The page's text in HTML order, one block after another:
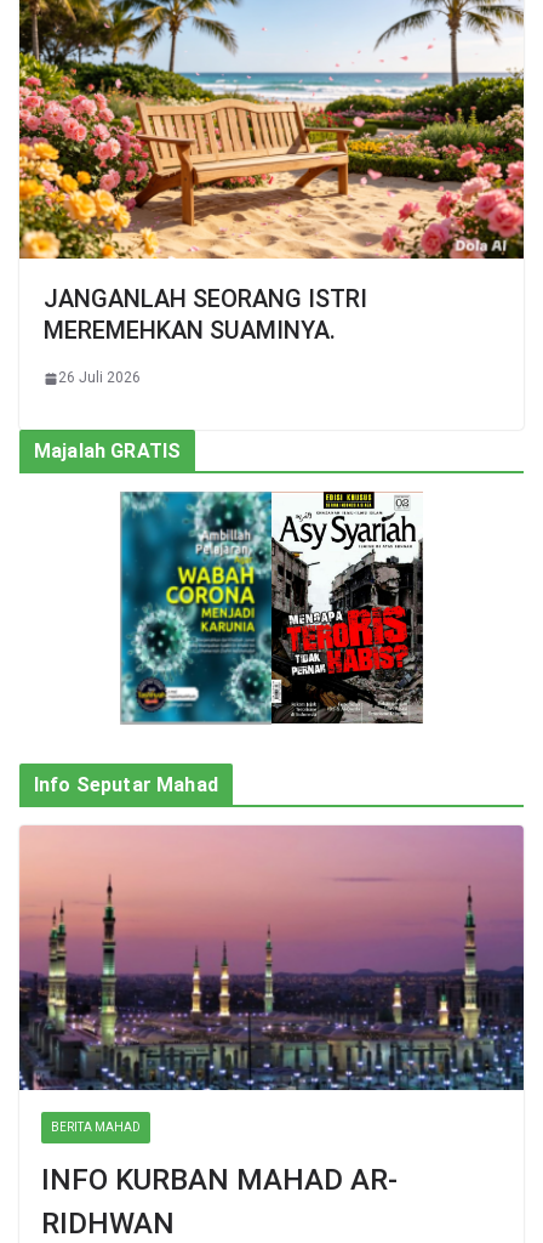
JANGANLAH SEORANG ISTRI
MEREMEHKAN SUAMINYA.
26 Juli 2026
Majalah GRATIS
Info Seputar Mahad
BERITA MAHAD
INFO KURBAN MAHAD AR-
RIDHWAN